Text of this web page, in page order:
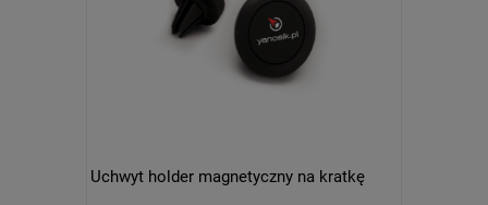
Uchwyt holder magnetyczny na kratkę